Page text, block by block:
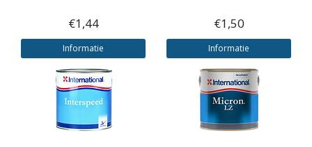
€1,44
Informatie
€1,50
Informatie